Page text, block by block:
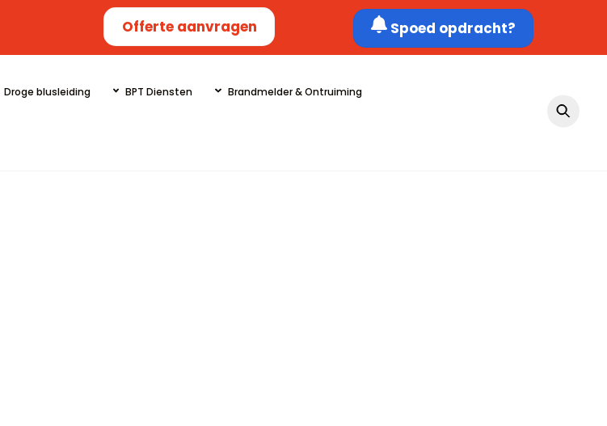
Offerte aanvragen Spoed opdracht?
Droge blusleiding BPT Diensten Brandmelder & Ontruiming